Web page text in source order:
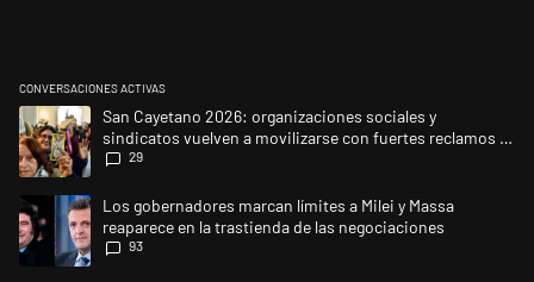
CONVERSACIONES ACTIVAS
Este listado muestra los artículos con más comentarios en los últimos
Un artículo de tendencia con el título "San Cayetano 2026:
San Cayetano 2026: organizaciones sociales y
sindicatos vuelven a movilizarse con fuertes reclamos al
Gobierno
29
Un artículo de tendencia con el título "Los gobernadores marcan
Los gobernadores marcan límites a Milei y Massa
reaparece en la trastienda de las negociaciones
93